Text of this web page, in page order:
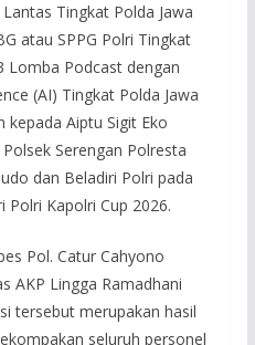
Tingkat Polda Jawa
atau SPPG Polri Tingkat
Lomba Podcast dengan
(AI) Tingkat Polda Jawa
kepada Aiptu Sigit Eko
Serengan Polresta
dan Beladiri Polri pada
Polri Kapolri Cup 2026.
Pol. Catur Cahyono
AKP Lingga Ramadhani
tersebut merupakan hasil
seluruh personel